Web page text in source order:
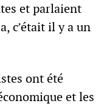
et parlaient
c’était il y a un
ont été
et les